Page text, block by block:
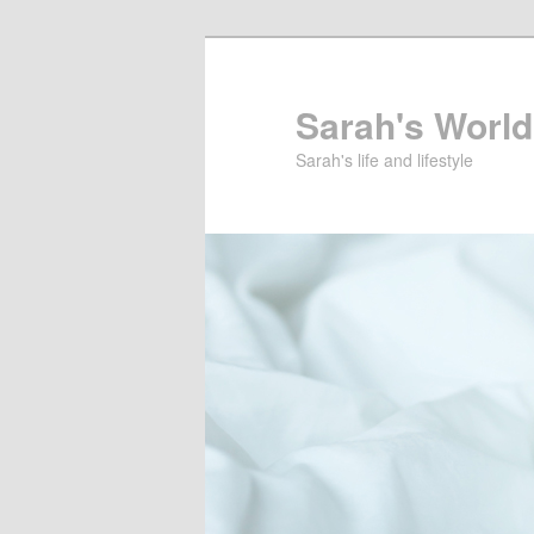
Sarah's World
Sarah's life and lifestyle